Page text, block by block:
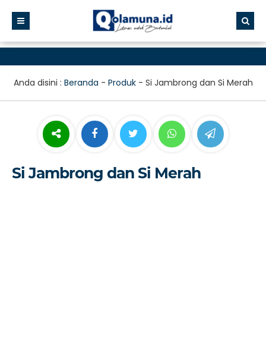
Anda disini : Beranda - Produk- Si Jambrong dan Si Merah
Si Jambrong dan Si Merah